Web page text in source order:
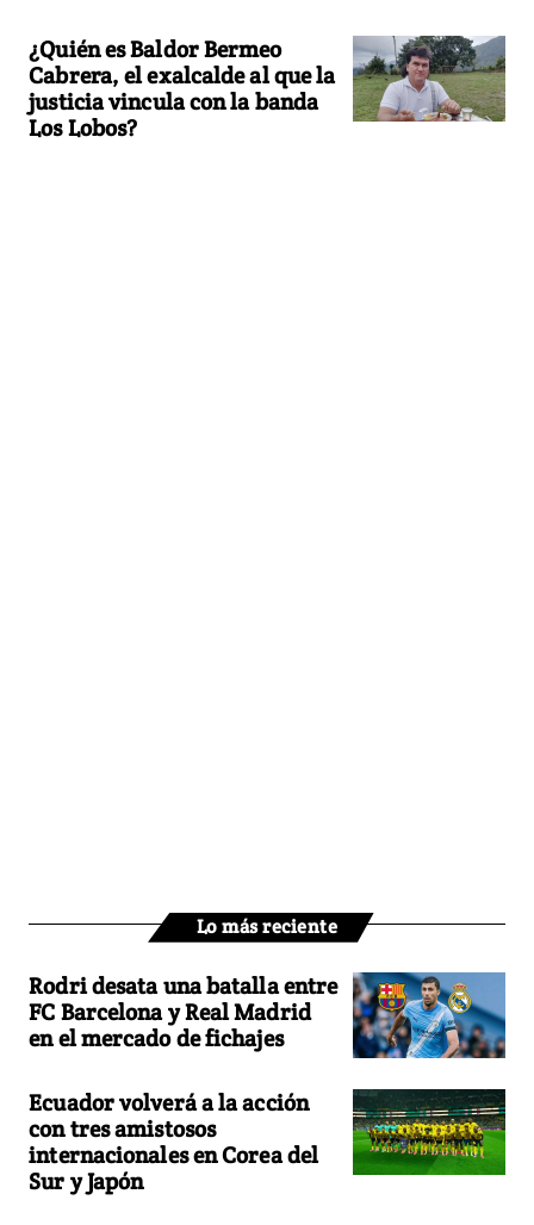
¿Quién es Baldor Bermeo
Cabrera, el exalcalde al que la
justicia vincula con la banda
Los Lobos?
Lo más reciente
Rodri desata una batalla entre
FC Barcelona y Real Madrid
en el mercado de fichajes
Ecuador volverá a la acción
con tres amistosos
internacionales en Corea del
Sur y Japón